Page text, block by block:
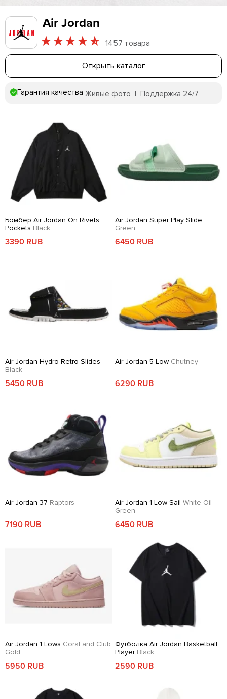
Air Jordan
1457 товара
Открыть каталог
Гарантия качества Живые фото | Поддержка 24/7
Бомбер Air Jordan On Rivets
Pockets Black
3390 RUB
Air Jordan Super Play Slide
Green
6450 RUB
Air Jordan Hydro Retro Slides
Black
5450 RUB
Air Jordan 5 Low Chutney
6290 RUB
Air Jordan 37 Raptors
7190 RUB
Air Jordan 1 Low Sail White Oil
Green
6450 RUB
Air Jordan 1 Lows Coral and Club
Gold
5950 RUB
Футболка Air Jordan Basketball
Player Black
2590 RUB